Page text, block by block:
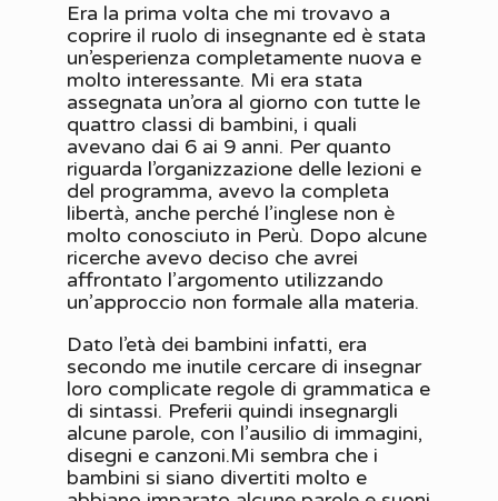
Era la prima volta che mi trovavo a
coprire il ruolo di insegnante ed è stata
un’esperienza completamente nuova e
molto interessante. Mi era stata
assegnata un’ora al giorno con tutte le
quattro classi di bambini, i quali
avevano dai 6 ai 9 anni. Per quanto
riguarda l’organizzazione delle lezioni e
del programma, avevo la completa
libertà, anche perché l’inglese non è
molto conosciuto in Perù. Dopo alcune
ricerche avevo deciso che avrei
affrontato l’argomento utilizzando
un’approccio non formale alla materia.
Dato l’età dei bambini infatti, era
secondo me inutile cercare di insegnar
loro complicate regole di grammatica e
di sintassi. Preferii quindi insegnargli
alcune parole, con l’ausilio di immagini,
disegni e canzoni.Mi sembra che i
bambini si siano divertiti molto e